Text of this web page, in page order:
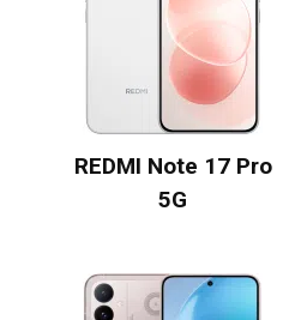
REDMI Note 17 Pro
5G